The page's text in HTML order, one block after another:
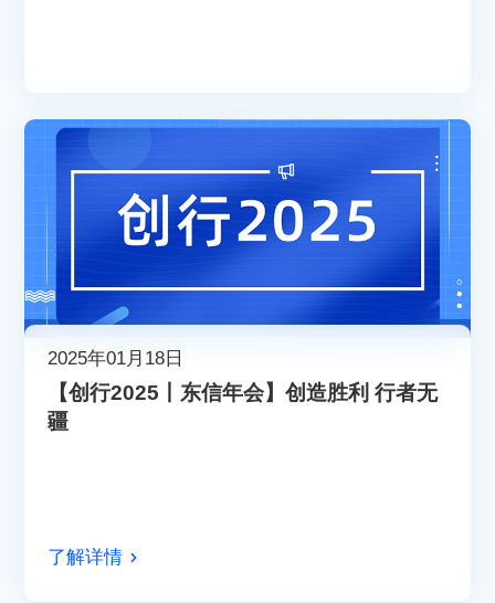
2025年01月18日
【创行2025丨东信年会】创造胜利 行者无
疆
了解详情